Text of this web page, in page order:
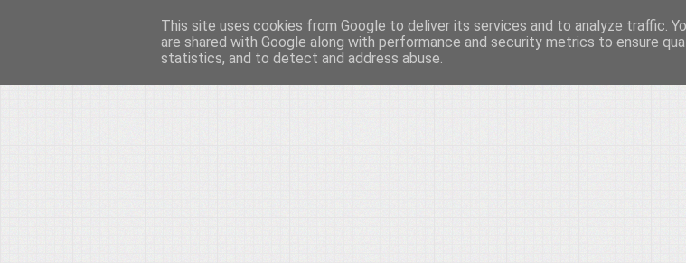
Το μεγαλείο των Τεχνών...
Είμαστε πάντα εδώ για να μιλάμε για τον πολιτισμό, σε κάθε του μορφή και
This site uses cookies from Google to deliver its services and to analyze traffic.
are shared with Google along with performance and security metrics to ensure
statistics, and to detect and address abuse.